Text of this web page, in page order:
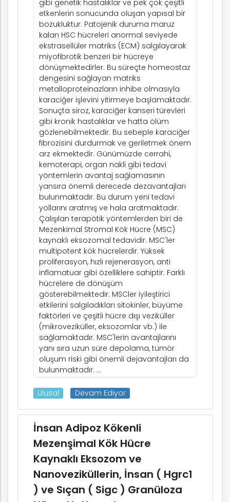
gibi genetik hastalıklar ve pek çok çeşitli
etkenlerin sonucunda oluşan yapısal bir
bozukluktur. Patojenik duruma maruz
kalan HSC hücreleri anormal seviyede
ekstrasellüler matriks (ECM) salgılayarak
miyofibrotik benzeri bir hücreye
dönüşmektedirler. Bu süreçte homeostaz
dengesini sağlayan matriks
metalloproteinazların inhibe olmasıyla
karaciğer işlevini yitirmeye başlamaktadır.
Sonuçta siroz, karaciğer kanseri türevleri
gibi kronik hastalıklar ve hatta ölüm
gözlenebilmektedir. Bu sebeple karaciğer
fibrozisini durdurmak ve geriletmek önem
arz ekmektedir. Günümüzde cerrahi,
kemoterapi, organ nakli gibi tedavi
yöntemlerin avantaj sağlamasının
yansıra önemli derecede dezavantajları
bulunmaktadır. Bu durum yeni tedavi
yollarını aratmış ve hala aratmaktadır.
Çalışılan terapötik yöntemlerden biri de
Mezenkimal Stromal Kök Hücre (MSC)
kaynaklı eksozomal tedavidir. MSC'ler
multipotent kök hücrelerdir. Yüksek
proliferasyon, hızlı rejenerasyon, anti
inflamatuar gibi özelliklere sahiptir. Farklı
hücrelere de dönüşüm
gösterebilmektedir. MSCler iyileştirici
etkilerini salgıladıkları sitokinler, büyüme
faktörleri ve çeşitli hücre dışı veziküller
(mikroveziküller, eksozomlar vb.) ile
sağlamaktadır. MSC'lerin avantajlarını
yanı sıra uzun süre depolama, tümör
oluşum riski gibi önemli dejavantajları da
bulunmaktadır. ...
Ulusal Devam Ediyor
İnsan Adipoz Kökenli
Mezenşimal Kök Hücre
Kaynaklı Eksozom ve
Nanoveziküllerin, İnsan ( Hgrc1
) ve Sıçan ( Sigc ) Granüloza